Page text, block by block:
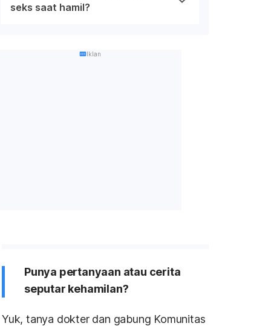
seks saat hamil?
Iklan
Punya pertanyaan atau cerita
seputar kehamilan?
Yuk, tanya dokter dan gabung Komunitas